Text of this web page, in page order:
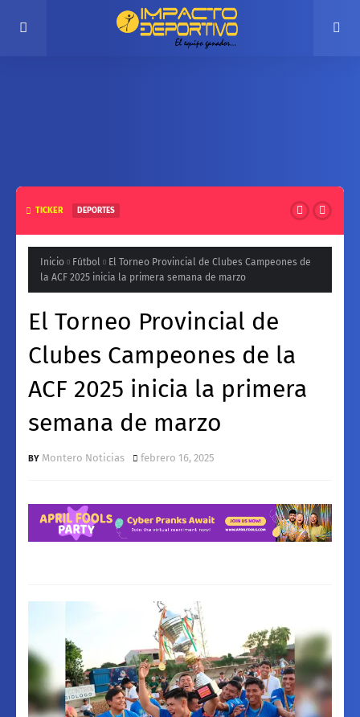
TICKER DEPORTES
su dirigencia y reafirma su compromiso con el deporte
en su aniversario 27
Inicio Fútbol
El Torneo Provincial de Clubes Campeones de
la ACF 2025 inicia la primera semana de marzo
El Torneo Provincial de
Clubes Campeones de la
ACF 2025 inicia la primera
semana de marzo
Montero Noticias febrero 16, 2025